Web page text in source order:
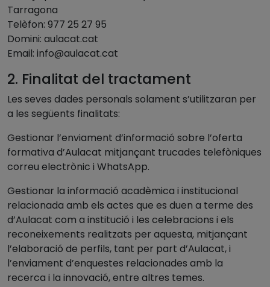
Tarragona
Telèfon: 977 25 27 95
Domini: aulacat.cat
Email: info@aulacat.cat
2. Finalitat del tractament
Les seves dades personals solament s’utilitzaran per
a les següents finalitats:
Gestionar l’enviament d’informació sobre l’oferta
formativa d’Aulacat mitjançant trucades telefòniques
correu electrònic i WhatsApp.
Gestionar la informació acadèmica i institucional
relacionada amb els actes que es duen a terme des
d’Aulacat com a institució i les celebracions i els
reconeixements realitzats per aquesta, mitjançant
l’elaboració de perfils, tant per part d’Aulacat, i
l’enviament d’enquestes relacionades amb la
recerca i la innovació, entre altres temes.